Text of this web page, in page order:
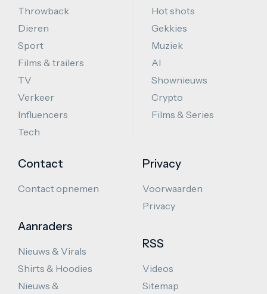
Throwback
Dieren
Sport
Films & trailers
TV
Verkeer
Influencers
Tech
Hot shots
Gekkies
Muziek
AI
Shownieuws
Crypto
Films & Series
Contact
Contact opnemen
Aanraders
Nieuws & Virals
Shirts & Hoodies
Nieuws &
Privacy
Voorwaarden
Privacy
RSS
Videos
Sitemap